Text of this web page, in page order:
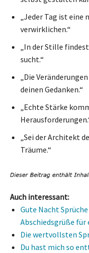
„Jeder Tag ist eine
verwirklichen.“
„In der Stille
sucht.“
„Die
deinen Gedanken.“
„Echte Stärke
„Sei der Architekt
Träume.“
Auch interessant:
Gute Nacht
Abschiedsgrüße
Die wertvollsten
Du hast mich so